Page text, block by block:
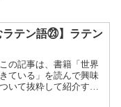
ラテン語㉓】ラテン
の記事は、書籍「世界
ている」を読んで興味
いて抜粋して紹介する